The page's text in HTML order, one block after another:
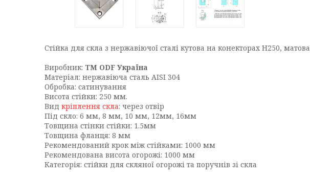
Стійка для скла з нержавіючої сталі кутова на конекторах Н250, матова
Виробник: ТМ ODF Україна
Матеріал: нержавіюча сталь AISI 304
Обробка: сатинування
Висота стійки: 250 мм.
Вид кріплення скла: через отвір
Під скло: 6 мм, 8 мм, 10 мм, 12мм, 16мм
Товщина стінки стійки: 1.5мм
Товщина фланця: 8 мм
Рекомендований крок між стійками: 1000 мм
Рекомендована висота огорожі: 1000 мм
Категорія: стійки для скляної огорожі та поручнів зі скла